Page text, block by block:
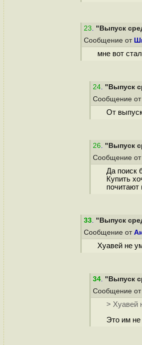
23. "Выпуск
Сообщение от
мне вот
24. "Выпуск
Сообщение от
От
26. "Выпуск
Сообщение от
Да поиск
Купить
почитают
33. "Выпуск
Сообщение от
Хуавей не
34. "Выпуск
Сообщение от
> Хуавей
Это им